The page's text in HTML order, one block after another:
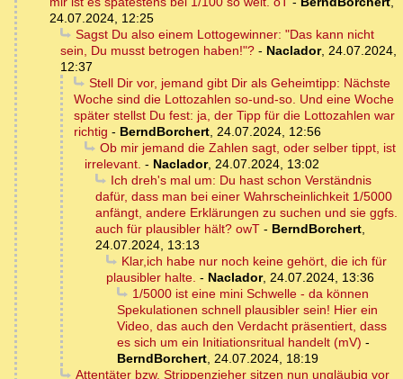
24.07.2024, 12:25
Sagst Du also einem Lottogewinner: "Das kann nicht
sein, Du musst betrogen haben!"? - Naclador, 24.07.2024,
12:37
Stell Dir vor, jemand gibt Dir als Geheimtipp: Nächste
Woche sind die Lottozahlen so-und-so. Und eine Woche
später stellst Du fest: ja, der Tipp für die Lottozahlen war
richtig - BerndBorchert, 24.07.2024, 12:56
Ob mir jemand die Zahlen sagt, oder selber tippt, ist
irrelevant. - Naclador, 24.07.2024, 13:02
Ich dreh's mal um: Du hast schon Verständnis
dafür, dass man bei einer Wahrscheinlichkeit 1/5000
anfängt, andere Erklärungen zu suchen und sie ggfs.
auch für plausibler hält? owT - BerndBorchert,
24.07.2024, 13:13
Klar,ich habe nur noch keine gehört, die ich für
plausibler halte. - Naclador, 24.07.2024, 13:36
1/5000 ist eine mini Schwelle - da können
Spekulationen schnell plausibler sein! Hier ein
Video, das auch den Verdacht präsentiert, dass
es sich um ein Initiationsritual handelt (mV) -
BerndBorchert, 24.07.2024, 18:19
Attentäter bzw. Strippenzieher sitzen nun ungläubig vor